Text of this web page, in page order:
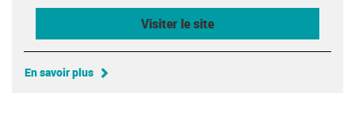
Visiter le site
En savoir plus